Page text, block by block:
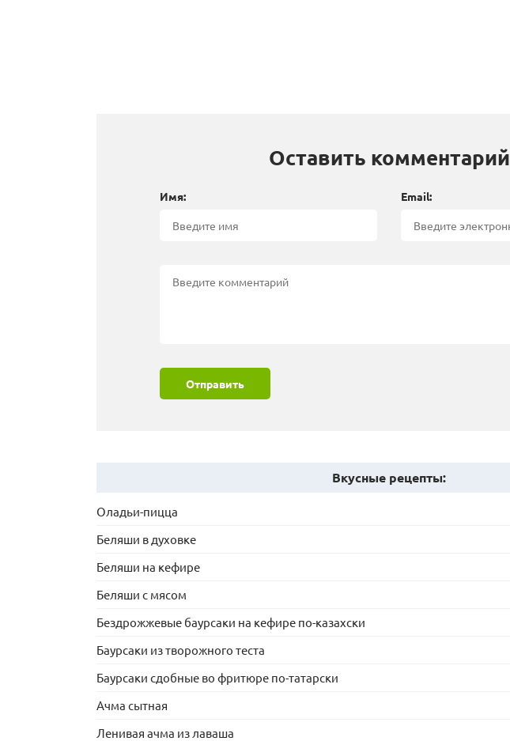
Оставить комментарий
Имя: Email:
Отправить
Вкусные рецепты:
Оладьи-пицца
Беляши в духовке
Беляши на кефире
Беляши с мясом
Бездрожжевые баурсаки на кефире по-казахски
Баурсаки из творожного теста
Баурсаки сдобные во фритюре по-татарски
Ачма сытная
Ленивая ачма из лаваша